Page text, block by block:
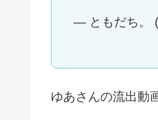
— ともだち。
ゆあさんの流出動